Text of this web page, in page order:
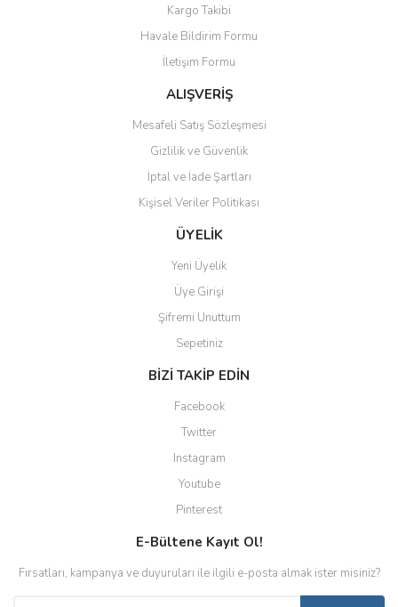
Kargo Takibi
Havale Bildirim Formu
İletişim Formu
ALIŞVERİŞ
Mesafeli Satış Sözleşmesi
Gizlilik ve Güvenlik
İptal ve İade Şartları
Kişisel Veriler Politikası
ÜYELİK
Yeni Üyelik
Üye Girişi
Şifremi Unuttum
Sepetiniz
BİZİ TAKİP EDİN
Facebook
Twitter
Instagram
Youtube
Pinterest
E-Bültene Kayıt Ol!
Fırsatları, kampanya ve duyuruları ile ilgili e-posta almak ister misiniz?